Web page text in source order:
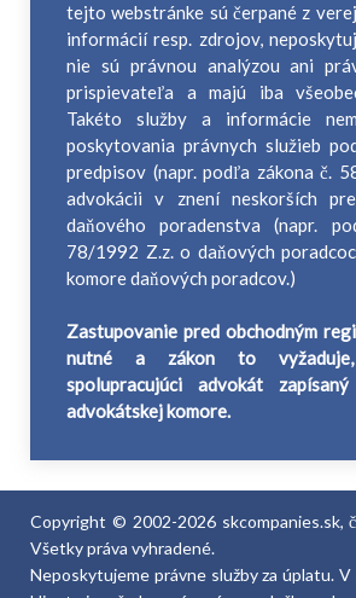
tejto webstránke sú čerpané z
informácií resp. zdrojov,
nie sú právnou analýzou ani
prispievateľa a majú iba
Takéto služby a informácie
poskytovania právnych služieb
predpisov (napr. podľa zákona č.
advokácii v znení neskorších
daňového poradenstva (napr.
78/1992 Z.z. o daňových
komore daňových poradcov.)
Zastupovanie pred obchodným
nutné a zákon to vyžaduje,
spolupracujúci advokát
advokátskej komore.
Copyright © 2002-2026 skcompanies.sk,
Všetky práva vyhradené.
Neposkytujeme právne služby za úplatu. V